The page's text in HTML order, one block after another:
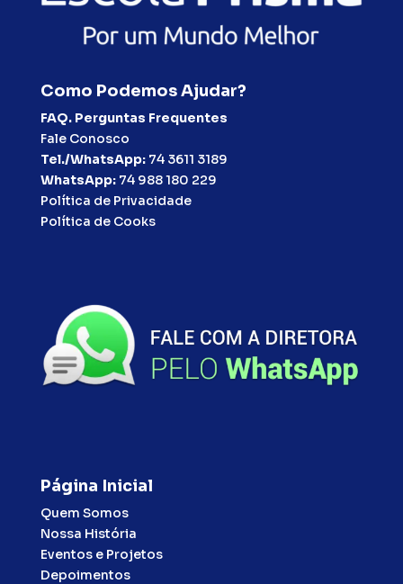
Como Podemos Ajudar?
FAQ. Perguntas Frequentes
Fale Conosco
Tel./WhatsApp: 74 3611 3189
WhatsApp: 74 988 180 229
Política de Privacidade
Política de Cooks
Página Inicial
Quem Somos
Nossa História
Eventos e Projetos
Depoimentos